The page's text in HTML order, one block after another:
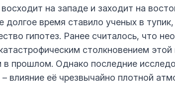
на западе и заходит на
долгое время ставило ученых в
гипотез. Ранее считалось, что
столкновением
прошлом. Однако последние
влияние её чрезвычайно плотной